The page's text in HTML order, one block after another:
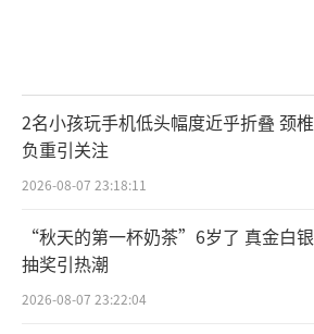
2名小孩玩手机低头幅度近乎折叠 颈椎
负重引关注
2026-08-07 23:18:11
“秋天的第一杯奶茶”6岁了 真金白银
抽奖引热潮
2026-08-07 23:22:04